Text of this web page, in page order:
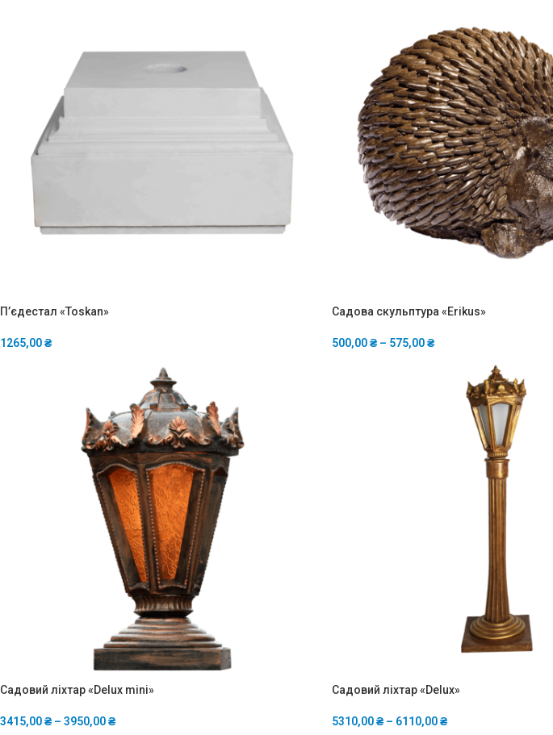
П’єдестал «Toskan»
1265,00₴
Садова скульптура «Erikus»
500,00₴ – 575,00₴
Садовий ліхтар «Delux mini»
3415,00₴ – 3950,00₴
Садовий ліхтар «Delux»
5310,00₴ – 6110,00₴